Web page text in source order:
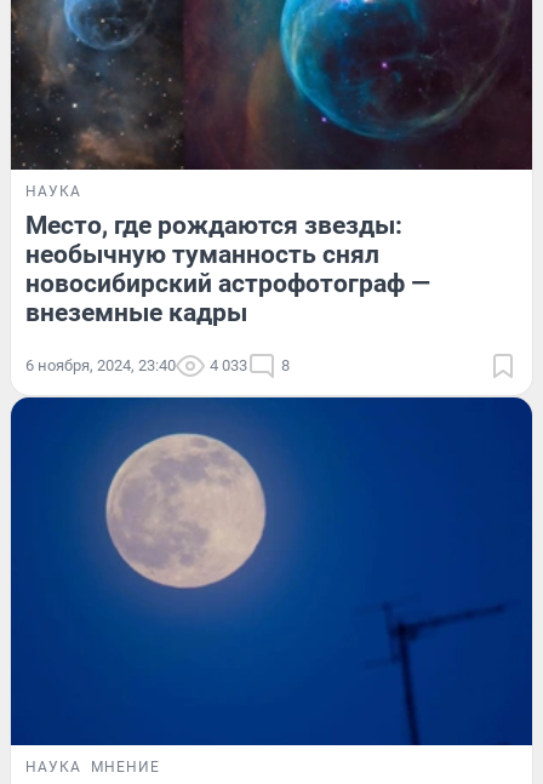
НАУКА
Место, где рождаются звезды:
необычную туманность снял
новосибирский астрофотограф —
внеземные кадры
6 ноября, 2024, 23:40 4 033 8
НАУКА МНЕНИЕ